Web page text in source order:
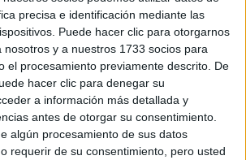
precisa e identificación mediante las
Puede hacer clic para otorgarnos
nosotros y a nuestros 1733 socios para
el procesamiento previamente descrito. De
hacer clic para denegar su
a información más detallada y
antes de otorgar su consentimiento.
algún procesamiento de sus datos
requerir de su consentimiento, pero usted
uñas o agua micelar.
que se seque. Usar base te protege
la duración de tu manicure.
con tuesmalte favorito. Pintá desde el
El top coat se puede aplicar cada 2-3